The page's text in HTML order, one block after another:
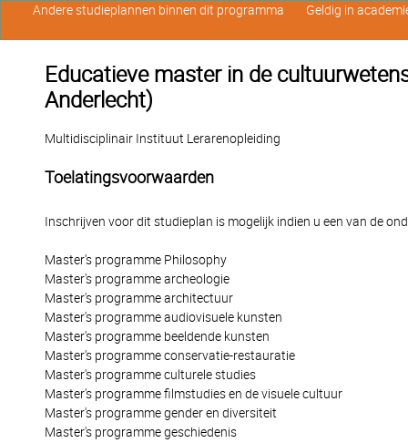
Educatieve master in de
Anderlecht)
Multidisciplinair Instituut Lerarenopleiding
Toelatingsvoorwaarden
Inschrijven voor dit studieplan is mogelijk indien u een van de
Master's programme Philosophy
Master's programme archeologie
Master's programme architectuur
Master's programme audiovisuele kunsten
Master's programme beeldende kunsten
Master's programme conservatie-restauratie
Master's programme culturele studies
Master's programme filmstudies en de visuele cultuur
Master's programme gender en diversiteit
Master's programme geschiedenis
Andere studieplannen binnen dit programma Geldig in